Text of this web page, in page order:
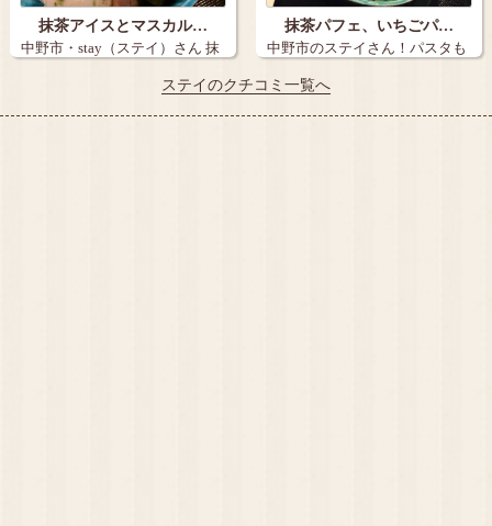
抹茶アイスとマスカル…
中野市・stay（ステイ）さん 抹
抹茶パフェ、いちごパ…
中野市のステイさん！パスタも
うまうま！パ…
ステイのクチコミ一覧へ